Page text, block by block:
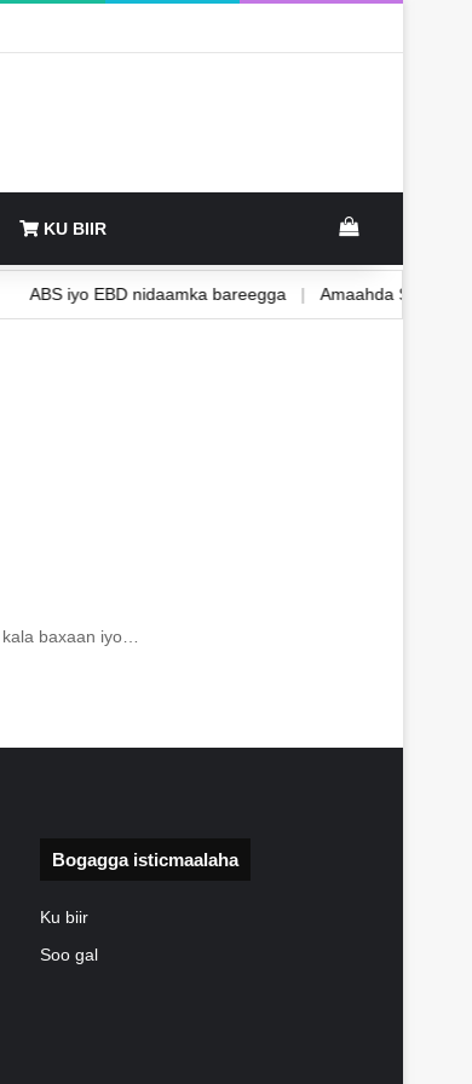
KU BIIR View your
ABS iyo EBD nidaamka bareegga | Amaahda
baxaan iyo…
Bogagga isticmaalaha
Ku biir
Soo gal